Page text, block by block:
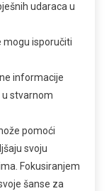
udaraca u
mogu isporučiti
informacije
stvarnom
pomoći
svoju
Fokusiranjem
šanse za